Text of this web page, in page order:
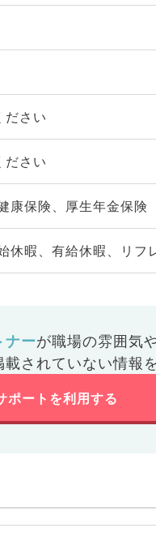
ださい
ださい
康保険、厚生年金保険
休暇、有給休暇、リフ
ナーが職場の雰囲気
されていない情報
ポートを利用する